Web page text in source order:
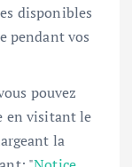
disponibles
pendant vos
pouvez
en visitant le
la